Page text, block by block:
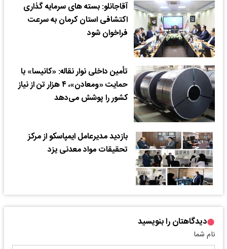
آقاجانلو: بسته های سرمایه گذاری
اکتشافی استان کرمان به سرعت
فراخوان شود
تأمین داخلی نوار نقاله: «کانیسا» با
حمایت «ومعادن»، ۴ هزار تن از نیاز
کشور را پوشش می‌دهد
بازدید مدیرعامل ایمپاسکو از مرکز
تحقیقات مواد معدنی یزد
دیدگاهتان را بنویسید
نام شما